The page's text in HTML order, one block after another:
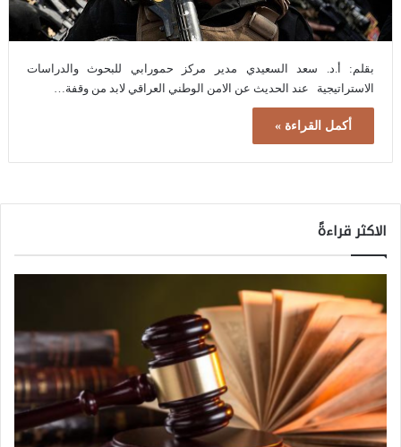
بقلم: أ.د. سعد السعيدي مدير مركز حمورابي للبحوث والدراسات
الاستراتيجية عند الحديث عن الامن الوطني العراقي لابد من وقفة…
أكمل القراءة »
الاكثر قراءةً